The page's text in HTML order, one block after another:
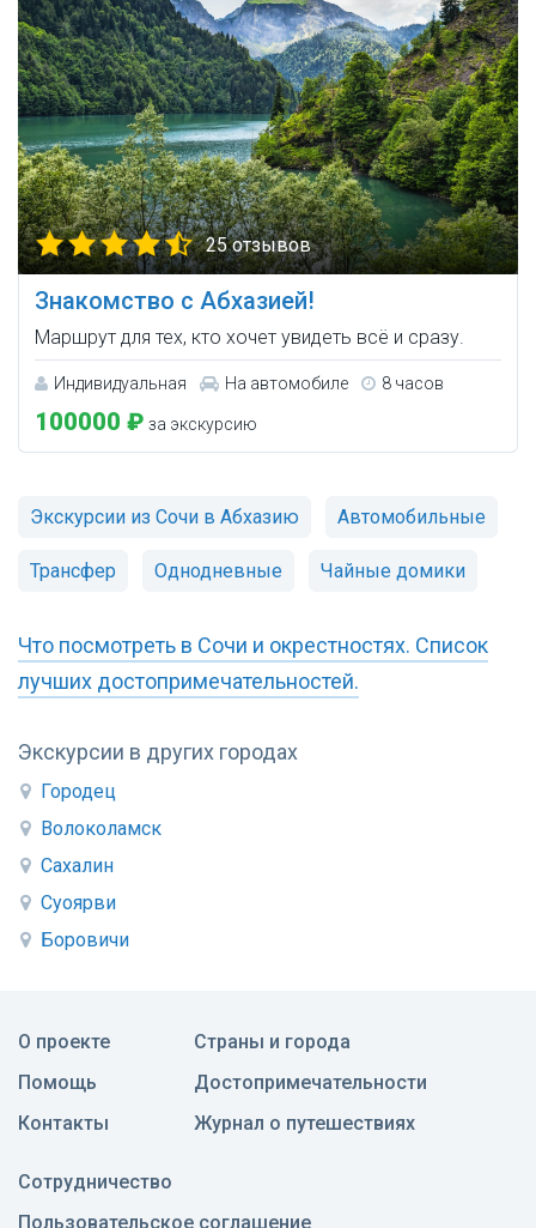
Экскурсии в других городах
Городец
Волоколамск
Сахалин
Суоярви
Боровичи
25 отзывов
Знакомство с Абхазией!
Маршрут для тех, кто хочет увидеть всё и сразу.
Индивидуальная На автомобиле 8 часов
100000 ₽ за экскурсию
Экскурсии из Сочи в Абхазию Автомобильные
Трансфер Однодневные Чайные домики
Что посмотреть в Сочи и окрестностях. Список
лучших достопримечательностей.
О проекте
Помощь
Контакты
Страны и города
Достопримечательности
Журнал о путешествиях
Сотрудничество
Пользовательское соглашение